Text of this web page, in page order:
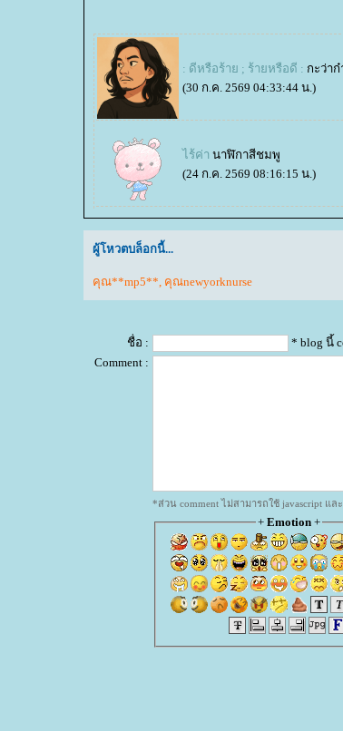
: ดีหรือร้าย ; ร้ายหรือดี : กะว่าก๋
(30 ก.ค. 2569 04:33:44 น.)
ไร้ค่า นาฬิกาสีชมพู
(24 ก.ค. 2569 08:16:15 น.)
ผู้โหวตบล็อกนี้...
คุณ**mp5**, คุณnewyorknurse
ชื่อ :
* blog นี้
Comment :
*ส่วน comment ไม่สามารถใช้ javascript และ
+ Emotion+